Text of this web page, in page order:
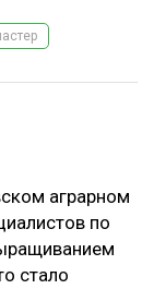
аграрном
по
стало